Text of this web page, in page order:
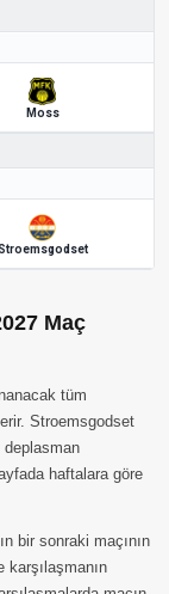
Moss
Stroemsgodset
Maç
tüm
Stroemsgodset
deplasman
haftalara göre
bir sonraki maçının
karşılaşmanın